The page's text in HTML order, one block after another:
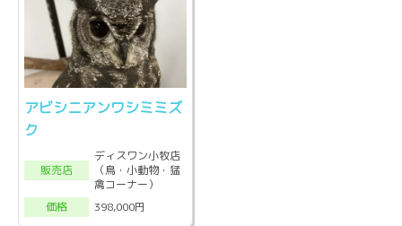
アビシニアンワシミミズ
ク
販売店
ディスワン小牧店
（鳥・小動物・猛
禽コーナー）
価格
398,000円